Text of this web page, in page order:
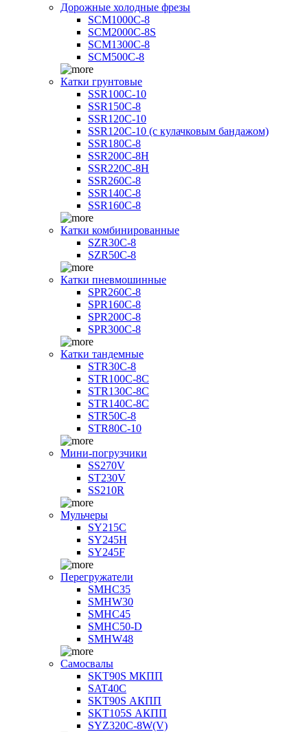
Дорожные холодные фрезы
SCM1000C-8
SCM2000C-8S
SCM1300C-8
SCM500C-8
Катки грунтовые
SSR100C-10
SSR150C-8
SSR120C-10
SSR120C-10 (с кулачковым бандажом)
SSR180C-8
SSR200C-8H
SSR220C-8H
SSR260C-8
SSR140C-8
SSR160C-8
Катки комбинированные
SZR30C-8
SZR50C-8
Катки пневмошинные
SPR260C-8
SPR160C-8
SPR200C-8
SPR300C-8
Катки тандемные
STR30C-8
STR100C-8С
STR130C-8С
STR140C-8С
STR50C-8
STR80C-10
Мини-погрузчики
SS270V
ST230V
SS210R
Мульчеры
SY215C
SY245H
SY245F
Перегружатели
SMHC35
SMHW30
SMHC45
SMHC50-D
SMHW48
Самосвалы
SKT90S МКПП
SAT40C
SKT90S АКПП
SKT105S АКПП
SYZ320C-8W(V)